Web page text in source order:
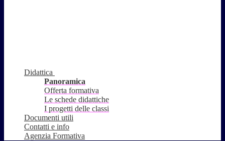
Didattica
Panoramica
Offerta formativa
Le schede didattiche
I progetti delle classi
Documenti utili
Contatti e info
Agenzia Formativa